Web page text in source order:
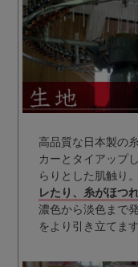
高品質な日本製の
カーとタイアップ
らりとした肌触り
レたり、糸がほつ
濃色から淡色まで
をより引き立てます